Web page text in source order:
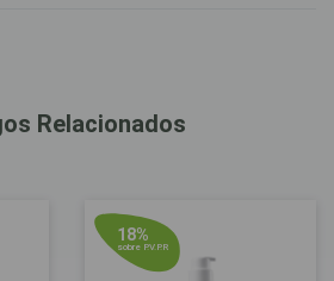
Relacionados
18%
sobre P.V.P.R